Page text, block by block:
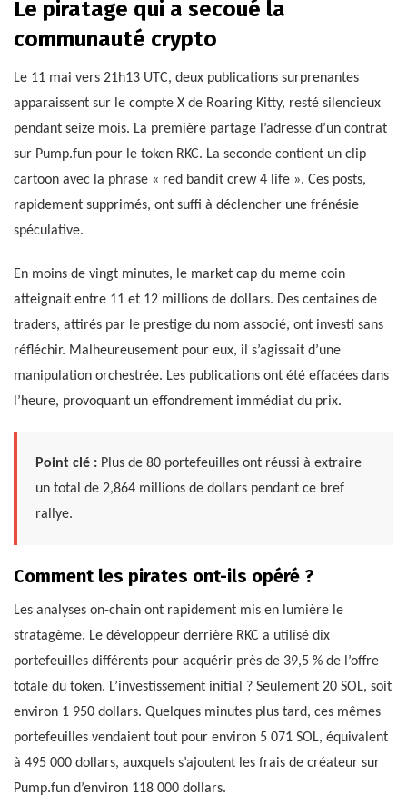
Le piratage qui a secoué la
communauté crypto
Le 11 mai vers 21h13 UTC, deux publications surprenantes
apparaissent sur le compte X de Roaring Kitty, resté silencieux
pendant seize mois. La première partage l’adresse d’un contrat
sur Pump.fun pour le token RKC. La seconde contient un clip
cartoon avec la phrase « red bandit crew 4 life ». Ces posts,
rapidement supprimés, ont suffi à déclencher une frénésie
spéculative.
En moins de vingt minutes, le market cap du meme coin
atteignait entre 11 et 12 millions de dollars. Des centaines de
traders, attirés par le prestige du nom associé, ont investi sans
réfléchir. Malheureusement pour eux, il s’agissait d’une
manipulation orchestrée. Les publications ont été effacées dans
l’heure, provoquant un effondrement immédiat du prix.
Point clé : Plus de 80 portefeuilles ont réussi à extraire
un total de 2,864 millions de dollars pendant ce bref
rallye.
Comment les pirates ont-ils opéré ?
Les analyses on-chain ont rapidement mis en lumière le
stratagème. Le développeur derrière RKC a utilisé dix
portefeuilles différents pour acquérir près de 39,5 % de l’offre
totale du token. L’investissement initial ? Seulement 20 SOL, soit
environ 1 950 dollars. Quelques minutes plus tard, ces mêmes
portefeuilles vendaient tout pour environ 5 071 SOL, équivalent
à 495 000 dollars, auxquels s’ajoutent les frais de créateur sur
Pump.fun d’environ 118 000 dollars.